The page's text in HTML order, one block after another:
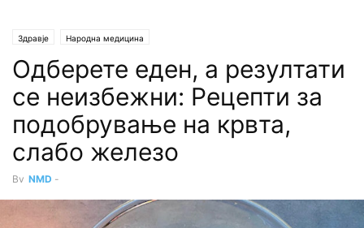
Здравје Народна медицина
Одберете еден, а резултати
се неизбежни: Рецепти за
подобрување на кpвта,
слабо железо
By NMD -